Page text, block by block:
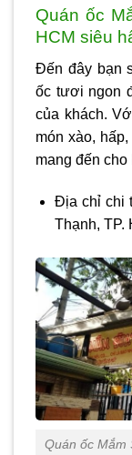
Quán ốc
HCM siêu
Đến đây bạn
ốc tươi ngon
của khách.
món xào,
mang đến
Địa chỉ chi
Thạnh, TP.
Quán ốc Mắm